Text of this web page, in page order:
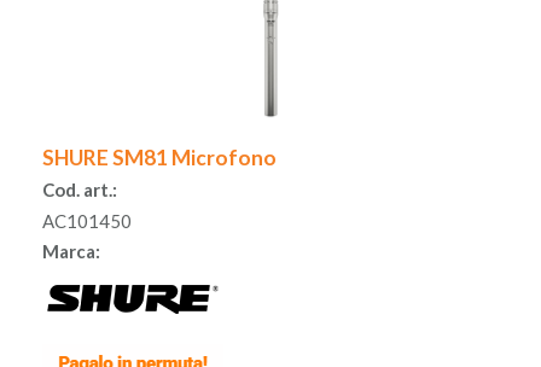
SHURE SM81 Microfono
Cod. art.:
AC101450
Marca: